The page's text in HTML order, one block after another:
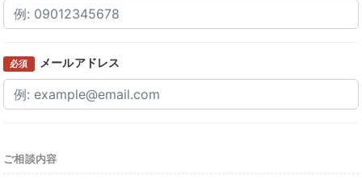
必須 メールアドレス
ご相談内容